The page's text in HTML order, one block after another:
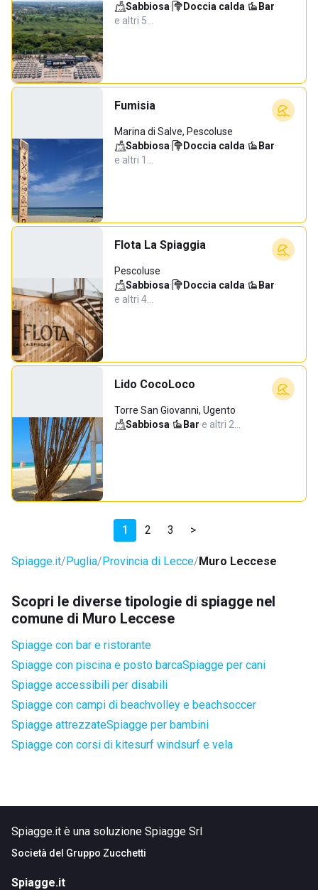
Sabbiosa· Doccia calda· Bar·
e altri 5…
Fumisia
Marina di Salve, Pescoluse
Sabbiosa· Doccia calda· Bar·
e altri 1…
Flota La Spiaggia
Pescoluse
Sabbiosa· Doccia calda· Bar·
e altri 4…
Lido CocoLoco
Torre San Giovanni, Ugento
Sabbiosa· Bar·e altri 2…
1 2 3 >
Spiagge.it Puglia Provincia di Lecce Muro Leccese
Scopri le diverse tipologie di spiagge nel
comune di Muro Leccese
Spiagge con bar e ristorante
Spiagge con piscina e posto barcaSpiagge per cani
Spiagge accessibili per disabili
Spiagge con campi di beachvolley e beachsoccer
Spiagge attrezzateSpiagge per bambini
Spiagge con corsi di kitesurf windsurf e vela
Spiagge.it è una soluzione Spiagge Srl
Società del Gruppo Zucchetti
Spiagge.it